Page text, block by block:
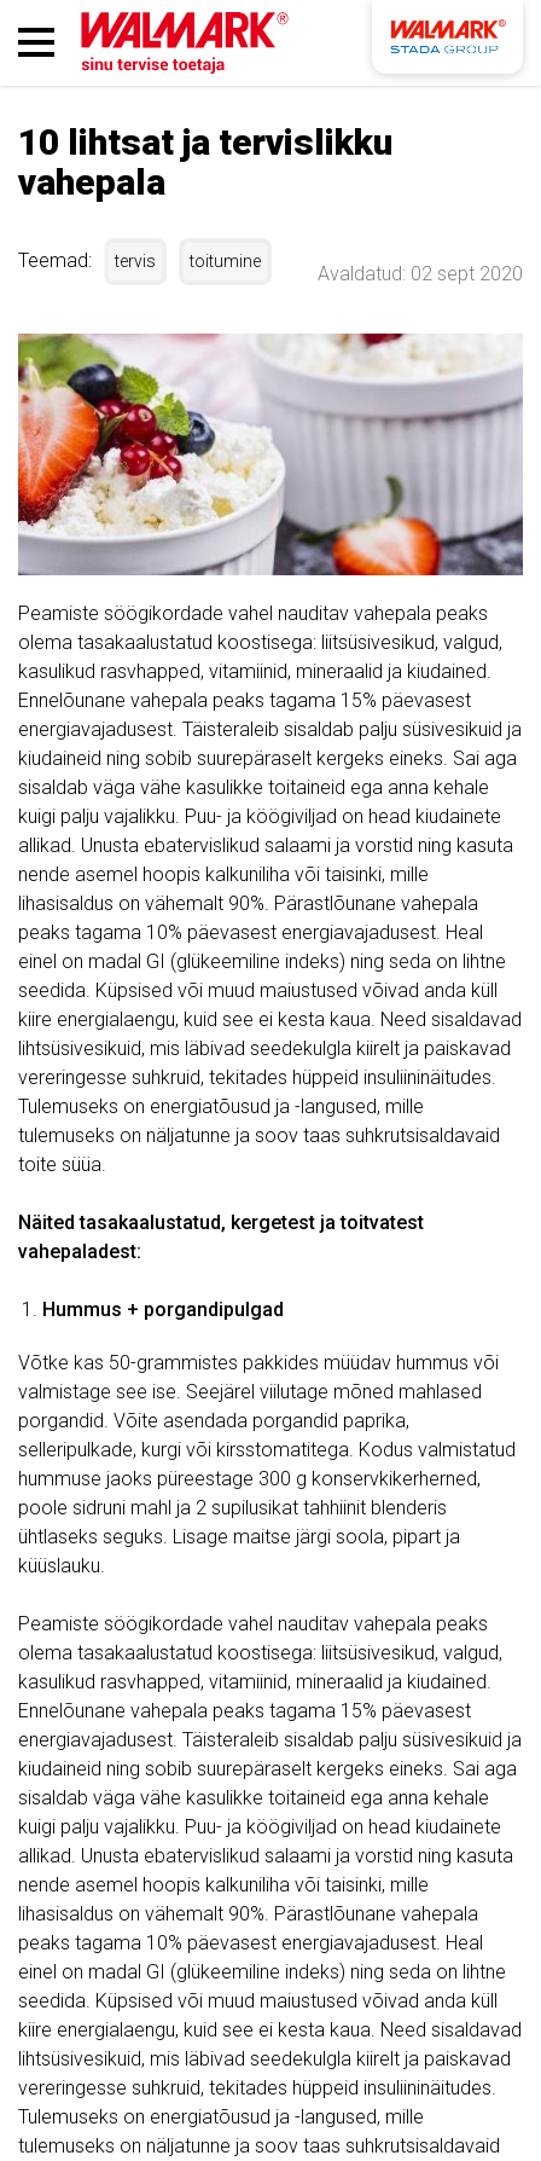
10 lihtsat ja tervislikku
vahepala
Teemad: tervis toitumine
Avaldatud: 02 sept 2020
Peamiste söögikordade vahel nauditav vahepala peaks
olema tasakaalustatud koostisega: liitsüsivesikud, valgud,
kasulikud rasvhapped, vitamiinid, mineraalid ja kiudained.
Ennelõunane vahepala peaks tagama 15% päevasest
energiavajadusest. Täisteraleib sisaldab palju süsivesikuid ja
kiudaineid ning sobib suurepäraselt kergeks eineks. Sai aga
sisaldab väga vähe kasulikke toitaineid ega anna kehale
kuigi palju vajalikku. Puu- ja köögiviljad on head kiudainete
allikad. Unusta ebatervislikud salaami ja vorstid ning kasuta
nende asemel hoopis kalkuniliha või taisinki, mille
lihasisaldus on vähemalt 90%. Pärastlõunane vahepala
peaks tagama 10% päevasest energiavajadusest. Heal
einel on madal GI (glükeemiline indeks) ning seda on lihtne
seedida. Küpsised või muud maiustused võivad anda küll
kiire energialaengu, kuid see ei kesta kaua. Need sisaldavad
lihtsüsivesikuid, mis läbivad seedekulgla kiirelt ja paiskavad
vereringesse suhkruid, tekitades hüppeid insuliininäitudes.
Tulemuseks on energiatõusud ja -langused, mille
tulemuseks on näljatunne ja soov taas suhkrutsisaldavaid
toite süüa.
Näited tasakaalustatud, kergetest ja toitvatest
vahepaladest:
Hummus + porgandipulgad
Võtke kas 50-grammistes pakkides müüdav hummus või
valmistage see ise. Seejärel viilutage mõned mahlased
porgandid. Võite asendada porgandid paprika,
selleripulkade, kurgi või kirsstomatitega. Kodus valmistatud
hummuse jaoks püreestage 300 g konservkikerherned,
poole sidruni mahl ja 2 supilusikat tahhiinit blenderis
ühtlaseks seguks. Lisage maitse järgi soola, pipart ja
küüslauku.
Peamiste söögikordade vahel nauditav vahepala peaks
olema tasakaalustatud koostisega: liitsüsivesikud, valgud,
kasulikud rasvhapped, vitamiinid, mineraalid ja kiudained.
Ennelõunane vahepala peaks tagama 15% päevasest
energiavajadusest. Täisteraleib sisaldab palju süsivesikuid ja
kiudaineid ning sobib suurepäraselt kergeks eineks. Sai aga
sisaldab väga vähe kasulikke toitaineid ega anna kehale
kuigi palju vajalikku. Puu- ja köögiviljad on head kiudainete
allikad. Unusta ebatervislikud salaami ja vorstid ning kasuta
nende asemel hoopis kalkuniliha või taisinki, mille
lihasisaldus on vähemalt 90%. Pärastlõunane vahepala
peaks tagama 10% päevasest energiavajadusest. Heal
einel on madal GI (glükeemiline indeks) ning seda on lihtne
seedida. Küpsised või muud maiustused võivad anda küll
kiire energialaengu, kuid see ei kesta kaua. Need sisaldavad
lihtsüsivesikuid, mis läbivad seedekulgla kiirelt ja paiskavad
vereringesse suhkruid, tekitades hüppeid insuliininäitudes.
Tulemuseks on energiatõusud ja -langused, mille
tulemuseks on näljatunne ja soov taas suhkrutsisaldavaid